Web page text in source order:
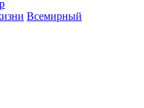
Всемирный